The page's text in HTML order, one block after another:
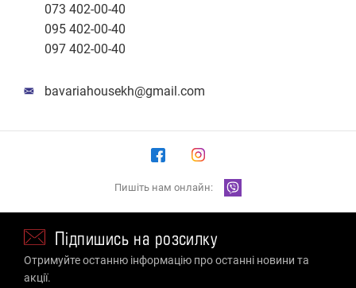
073 402-00-40
095 402-00-40
097 402-00-40
bavariahousekh@gmail.com
Пишіть нам онлайн:
Підпишись на розсилку
Отримуйте останню інформацію про останні новини та
акції.